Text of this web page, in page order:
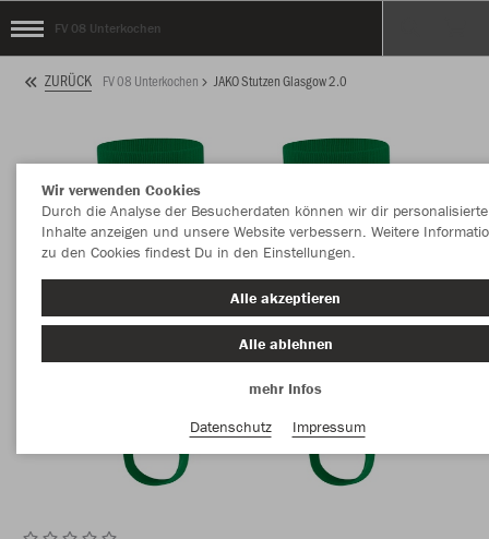
FV 08 Unterkochen
ZURÜCK FV 08 Unterkochen JAKO Stutzen Glasgow 2.0
Wir verwenden Cookies
Durch die Analyse der Besucherdaten können wir dir personalisierte
Inhalte anzeigen und unsere Website verbessern. Weitere
zu den Cookies findest Du in den Einstellungen.
Alle akzeptieren
Alle ablehnen
mehr Infos
Datenschutz
Impressum